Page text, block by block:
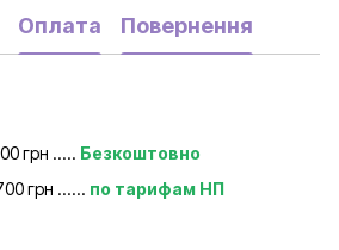
Оплата Повернення
грн ..... Безкоштовно
грн ...... по тарифам НП